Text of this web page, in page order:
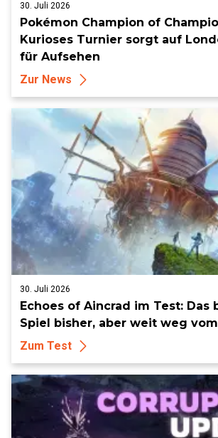
30. Juli 2026
Pokémon Champion of
Kurioses Turnier sorgt auf
für Aufsehen
Zur News
30. Juli 2026
Echoes of Aincrad im Test: Das
Spiel bisher, aber weit weg
Zum Test